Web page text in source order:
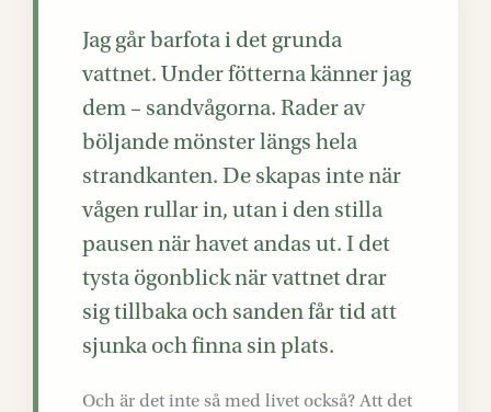
Jag går barfota i det grunda
vattnet. Under fötterna känner jag
dem – sandvågorna. Rader av
böljande mönster längs hela
strandkanten. De skapas inte när
vågen rullar in, utan i den stilla
pausen när havet andas ut. I det
tysta ögonblick när vattnet drar
sig tillbaka och sanden får tid att
sjunka och finna sin plats.
Och är det inte så med livet också? Att det